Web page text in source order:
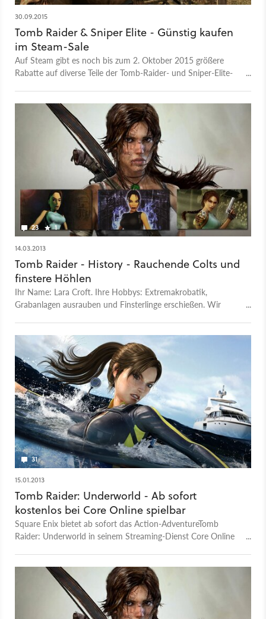
30.09.2015
Tomb Raider & Sniper Elite - Günstig kaufen
im Steam-Sale
Auf Steam gibt es noch bis zum 2. Oktober 2015 größere
Rabatte auf diverse Teile der Tomb-Raider- und Sniper-Elite-
23 1
14.03.2013
Tomb Raider - History - Rauchende Colts und
finstere Höhlen
Ihr Name: Lara Croft. Ihre Hobbys: Extremakrobatik,
Grabanlagen ausrauben und Finsterlinge erschießen. Wir
31
15.01.2013
Tomb Raider: Underworld - Ab sofort
kostenlos bei Core Online spielbar
Square Enix bietet ab sofort das Action-AdventureTomb
Raider: Underworld in seinem Streaming-Dienst Core Online